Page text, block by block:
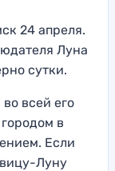
24 апреля.
Луна
сутки.
всей его
в
Если
Луну